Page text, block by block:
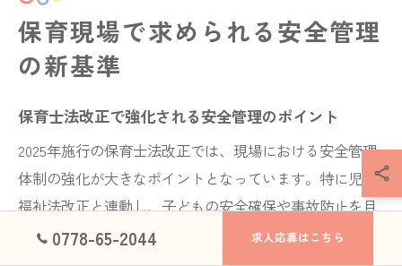
保育現場で求められる安全管理
の新基準
保育士法改正で強化される安全管理のポイント
2025年施行の保育士法改正では、現場における安全管理
体制の強化が大きなポイントとなっています。特に児童
福祉法改正と連動し、子どもの安全確保や事故防止を目
的とした管理基準の見直しが進められています。現場で
は、保育士一人ひとりが安全管理の重要性を理解し、
0778-65-2044 求人応募はこちら